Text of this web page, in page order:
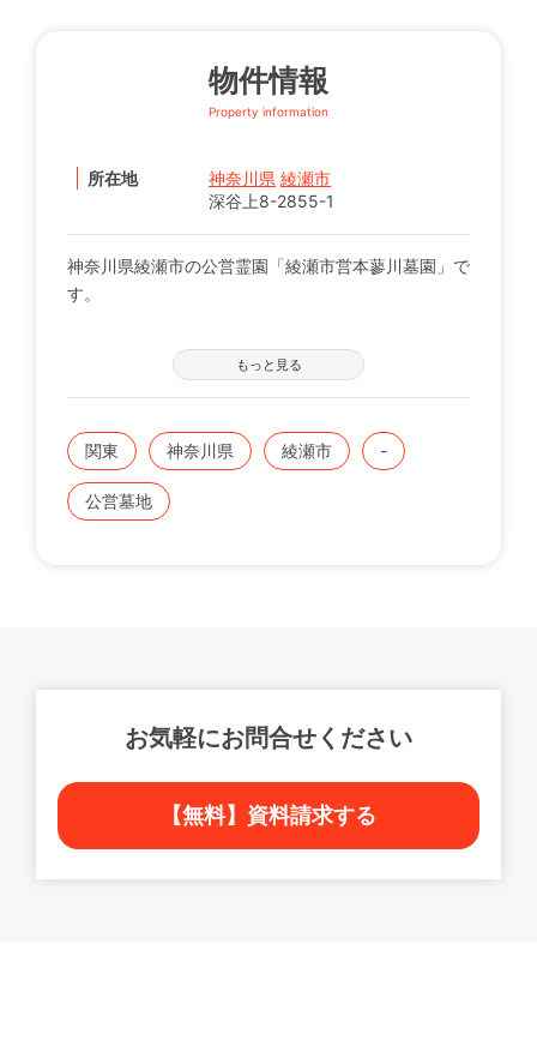
物件情報
Property information
所在地 神奈川県 綾瀬市
深谷上8-2855-1
神奈川県綾瀬市の公営霊園「綾瀬市営本蓼川墓園」で
す。
【募集の詳細について】
管轄の自治体窓口へお問い合わせください。
※募集は不定期で、申込に際する諸条件がございま
す。
既にこちらに区画をお持ちの方で、お持ちのお墓を建
てる、直す、引越すなどをご検討の方は、専門のスタ
もっと見る
関東 神奈川県 綾瀬市 -
公営墓地
お気軽にお問合せください
【無料】資料請求する